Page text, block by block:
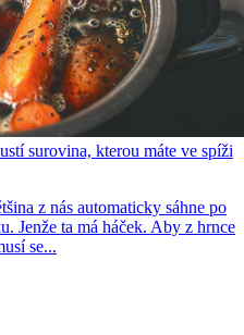
surovina, kterou máte ve spíži
z nás automaticky sáhne po
Jenže ta má háček. Aby z hrnce
se...